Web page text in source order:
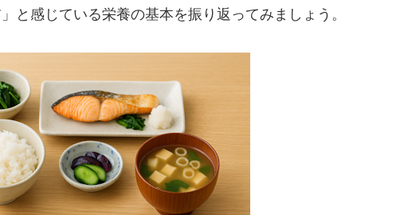
と感じている栄養の基本を振り返ってみましょう。